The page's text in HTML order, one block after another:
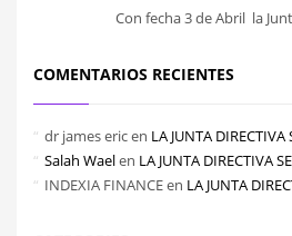
Con fecha 3 de Abril la
COMENTARIOS RECIENTES
dr james ericen LA JUNTA DIRECTIVA
Salah Waelen LA JUNTA DIRECTIVA
INDEXIA FINANCEen LA JUNTA